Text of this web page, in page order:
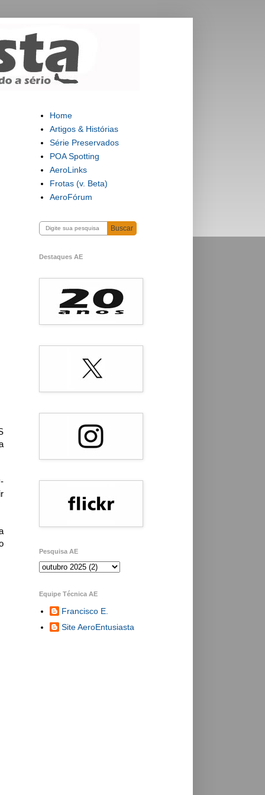
Home
Artigos & Histórias
Série Preservados
POA Spotting
AeroLinks
Frotas (v. Beta)
AeroFórum
Buscar
Destaques AE
Pesquisa AE
Equipe Técnica AE
Francisco E.
Site AeroEntusiasta